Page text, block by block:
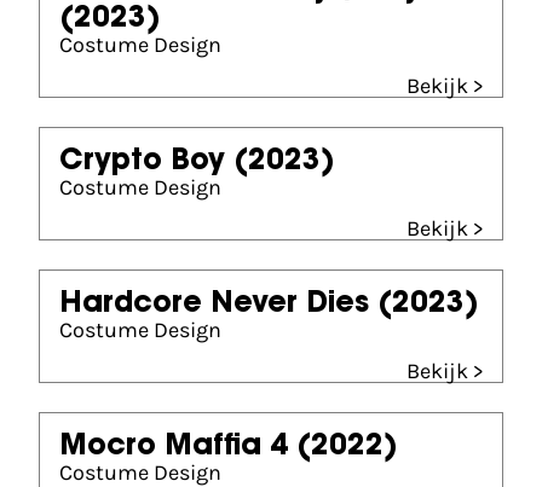
(2023)
Costume Design
Bekijk >
Crypto Boy (2023)
Costume Design
Bekijk >
Hardcore Never Dies (2023)
Costume Design
Bekijk >
Mocro Maffia 4 (2022)
Costume Design